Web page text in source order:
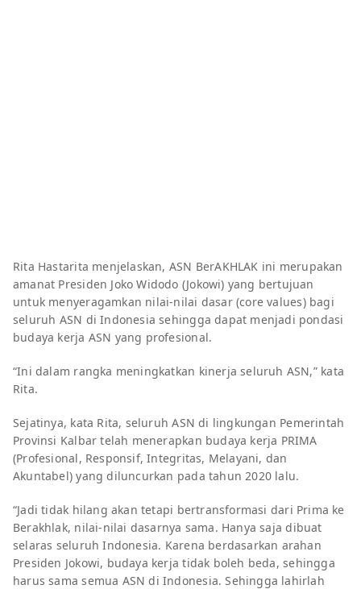
Rita Hastarita menjelaskan, ASN BerAKHLAK ini merupakan
amanat Presiden Joko Widodo (Jokowi) yang bertujuan
untuk menyeragamkan nilai-nilai dasar (core values) bagi
seluruh ASN di Indonesia sehingga dapat menjadi pondasi
budaya kerja ASN yang profesional.
“Ini dalam rangka meningkatkan kinerja seluruh ASN,” kata
Rita.
Sejatinya, kata Rita, seluruh ASN di lingkungan Pemerintah
Provinsi Kalbar telah menerapkan budaya kerja PRIMA
(Profesional, Responsif, Integritas, Melayani, dan
Akuntabel) yang diluncurkan pada tahun 2020 lalu.
“Jadi tidak hilang akan tetapi bertransformasi dari Prima ke
Berakhlak, nilai-nilai dasarnya sama. Hanya saja dibuat
selaras seluruh Indonesia. Karena berdasarkan arahan
Presiden Jokowi, budaya kerja tidak boleh beda, sehingga
harus sama semua ASN di Indonesia. Sehingga lahirlah